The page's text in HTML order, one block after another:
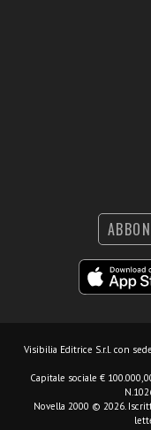
Visibilia Editrice S.r.l. con
Capitale sociale €
Novella 2000 © 2026.